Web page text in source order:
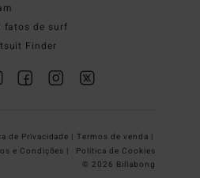
fatos de surf
Finder
de Privacidade | Termos de venda |
e Condições |
Política de Cookies
© 2026 Billabong